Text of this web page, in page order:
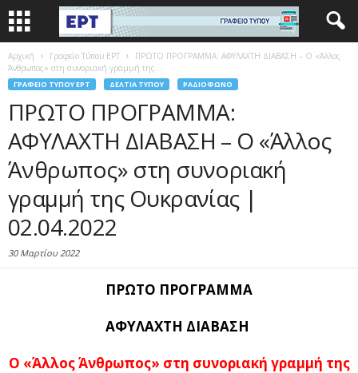
Αρχική Γραφείο Τύπου ΕΡΤ
ΠΡΩΤΟ ΠΡΟΓΡΑΜΜΑ: ΑΦΥΛΑΧΤΗ ΔΙΑΒΑΣΗ – Ο «Άλλος
Άνθρωπος» στη συνοριακή γραμμή της...
ΓΡΑΦΕΊΟ ΤΎΠΟΥ ΕΡΤ ΔΕΛΤΊΑ ΤΎΠΟΥ ΡΑΔΙΌΦΩΝΟ
ΠΡΩΤΟ ΠΡΟΓΡΑΜΜΑ:
ΑΦΥΛΑΧΤΗ ΔΙΑΒΑΣΗ – Ο «Άλλος
Άνθρωπος» στη συνοριακή
γραμμή της Ουκρανίας |
02.04.2022
30 Μαρτίου 2022
ΠΡΩΤΟ ΠΡΟΓΡΑΜΜΑ
ΑΦΥΛΑΧΤΗ ΔΙΑΒΑΣΗ
Ο «Άλλος Άνθρωπος» στη συνοριακή γραμμή της